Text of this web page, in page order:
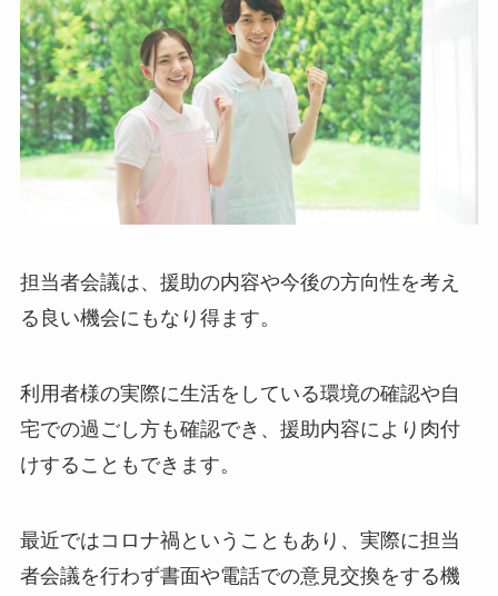
担当者会議は、援助の内容や今後の方向性を考え
る良い機会にもなり得ます。
利用者様の実際に生活をしている環境の確認や自
宅での過ごし方も確認でき、援助内容により肉付
けすることもできます。
最近ではコロナ禍ということもあり、実際に担当
者会議を行わず書面や電話での意見交換をする機